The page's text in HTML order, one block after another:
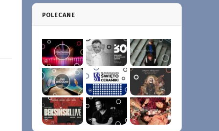
POLECANE